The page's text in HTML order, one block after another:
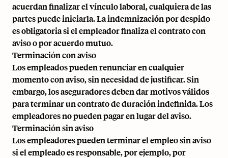
acuerdan finalizar el vínculo laboral, cualquiera de las
partes puede iniciarla. La indemnización por despido
es obligatoria si el empleador finaliza el contrato con
aviso o por acuerdo mutuo.
Terminación con aviso
Los empleados pueden renunciar en cualquier
momento con aviso, sin necesidad de justificar. Sin
embargo, los aseguradores deben dar motivos válidos
para terminar un contrato de duración indefinida. Los
empleadores no pueden pagar en lugar del aviso.
Terminación sin aviso
Los empleadores pueden terminar el empleo sin aviso
si el empleado es responsable, por ejemplo, por